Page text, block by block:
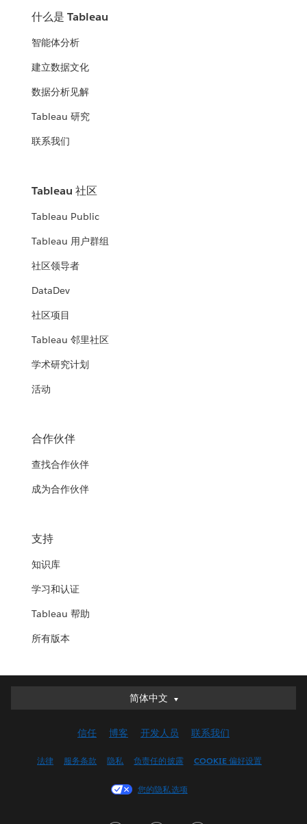
什么是 Tableau
智能体分析
建立数据文化
数据分析见解
Tableau 研究
联系我们
Tableau 社区
Tableau Public
Tableau 用户群组
社区领导者
DataDev
社区项目
Tableau 邻里社区
学术研究计划
活动
合作伙伴
查找合作伙伴
成为合作伙伴
支持
知识库
学习和认证
Tableau 帮助
所有版本
简体中文
简体中文
English (UK)
Français (Canada)
信任 博客 开发人员 联系我们
法律 服务条款 隐私 负责任的披露 COOKIE 偏好设置
您的隐私选项